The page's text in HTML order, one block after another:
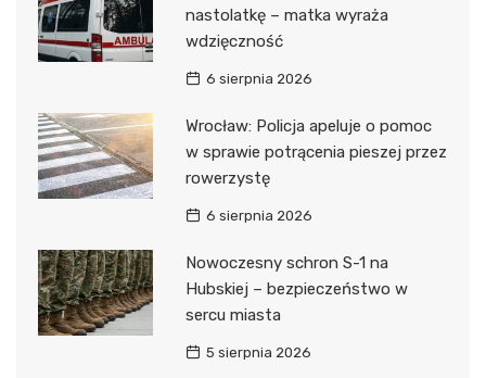
nastolatkę – matka wyraża
wdzięczność
6 sierpnia 2026
Wrocław: Policja apeluje o pomoc
w sprawie potrącenia pieszej przez
rowerzystę
6 sierpnia 2026
Nowoczesny schron S-1 na
Hubskiej – bezpieczeństwo w
sercu miasta
5 sierpnia 2026